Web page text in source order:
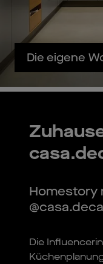
Die eigene
Homestory
Die